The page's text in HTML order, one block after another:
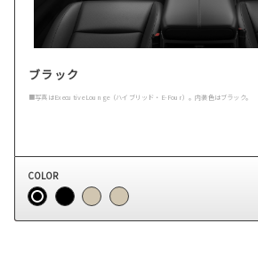
ブラック
■写真はExecutive Lounge（ハイブリッド・E-Four）。内装色はブラック。
COLOR